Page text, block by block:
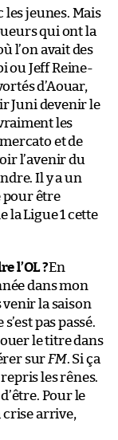
les jeunes. Mais
qui ont la
l’on avait des
ou Jeff Reine-
d’Aouar,
Juni devenir le
les
et de
l’avenir du
Il y a un
pour être
la Ligue 1 cette
l’OL ?En
dans mon
venir la saison
pas passé.
le titre dans
sur FM. Si ça
les rênes.
Pour le
crise arrive,